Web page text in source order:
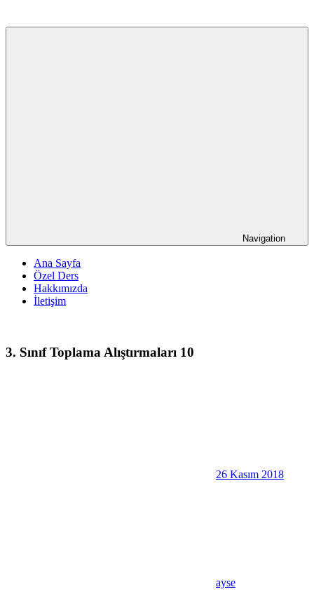
Navigation
Ana Sayfa
Özel Ders
Hakkımızda
İletişim
3. Sınıf Toplama Alıştırmaları 10
26 Kasım 2018
ayse